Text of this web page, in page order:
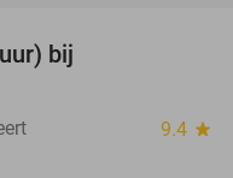
bij
9.4 star